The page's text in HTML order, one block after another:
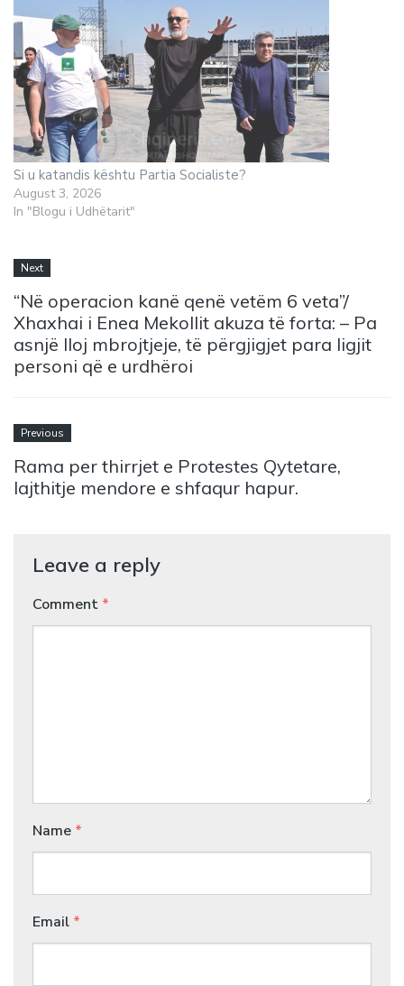
Si u katandis kështu Partia Socialiste?
August 3, 2026
In "Blogu i Udhëtarit"
Next
“Në operacion kanë qenë vetëm 6 veta”/
Xhaxhai i Enea Mekollit akuza të forta: – Pa
asnjë lloj mbrojtjeje, të përgjigjet para ligjit
personi që e urdhëroi
Previous
Rama per thirrjet e Protestes Qytetare,
lajthitje mendore e shfaqur hapur.
Leave a reply
Comment *
Name *
Email *